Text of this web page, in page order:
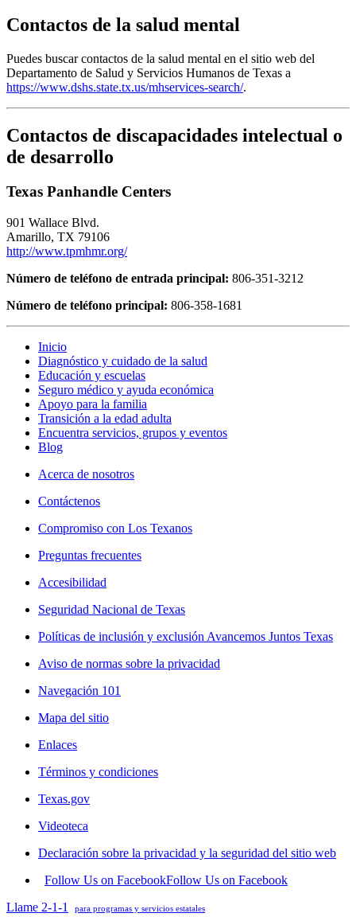
Contactos de la salud mental
Puedes buscar contactos de la salud mental en el sitio web del
Departamento de Salud y Servicios Humanos de Texas a
https://www.dshs.state.tx.us/mhservices-search/.
Contactos de discapacidades intelectual o
de desarrollo
Texas Panhandle Centers
901 Wallace Blvd.
Amarillo, TX 79106
http://www.tpmhmr.org/
Número de teléfono de entrada principal: 806-351-3212
Número de teléfono principal: 806-358-1681
Inicio
Diagnóstico y cuidado de la salud
Educación y escuelas
Seguro médico y ayuda económica
Apoyo para la familia
Transición a la edad adulta
Encuentra servicios, grupos y eventos
Blog
Acerca de nosotros
Contáctenos
Compromiso con Los Texanos
Preguntas frecuentes
Accesibilidad
Seguridad Nacional de Texas
Políticas de inclusión y exclusión Avancemos Juntos Texas
Aviso de normas sobre la privacidad
Navegación 101
Mapa del sitio
Enlaces
Términos y condiciones
Texas.gov
Videoteca
Declaración sobre la privacidad y la seguridad del sitio web
Follow Us on FacebookFollow Us on Facebook
Llame 2-1-1
para programas y servicios estatales